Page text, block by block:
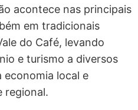
acontece nas principais
em tradicionais
do Café, levando
e turismo a diversos
local e
regional.